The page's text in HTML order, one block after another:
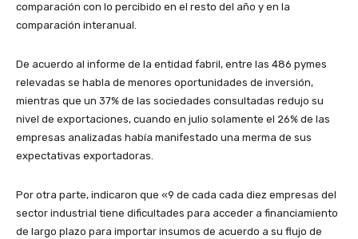
comparación con lo percibido en el resto del año y en la
comparación interanual.
De acuerdo al informe de la entidad fabril, entre las 486 pymes
relevadas se habla de menores oportunidades de inversión,
mientras que un 37% de las sociedades consultadas redujo su
nivel de exportaciones, cuando en julio solamente el 26% de las
empresas analizadas había manifestado una merma de sus
expectativas exportadoras.
Por otra parte, indicaron que «9 de cada cada diez empresas del
sector industrial tiene dificultades para acceder a financiamiento
de largo plazo para importar insumos de acuerdo a su flujo de